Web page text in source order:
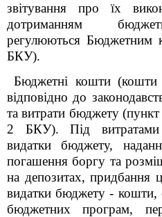
звітування про їх
дотриманням
регулюються Бюджетним
БКУ).
Бюджетні кошти
відповідно до
та витрати бюджету (пункт
2 БКУ). Під витратами
видатки бюджету,
погашення боргу та
на депозитах, придбання
видатки бюджету - кошти,
бюджетних програм,